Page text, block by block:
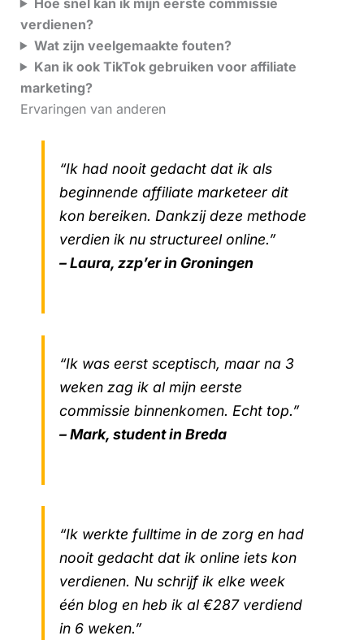
verdienen?
Wat zijn veelgemaakte fouten?
Kan ik ook TikTok gebruiken voor affiliate
marketing?
Ervaringen van anderen
“Ik had nooit gedacht dat ik als
beginnende affiliate marketeer dit
kon bereiken. Dankzij deze methode
verdien ik nu structureel online.”
– Laura, zzp’er in Groningen
“Ik was eerst sceptisch, maar na 3
weken zag ik al mijn eerste
commissie binnenkomen. Echt top.”
– Mark, student in Breda
“Ik werkte fulltime in de zorg en had
nooit gedacht dat ik online iets kon
verdienen. Nu schrijf ik elke week
één blog en heb ik al €287 verdiend
in 6 weken.”